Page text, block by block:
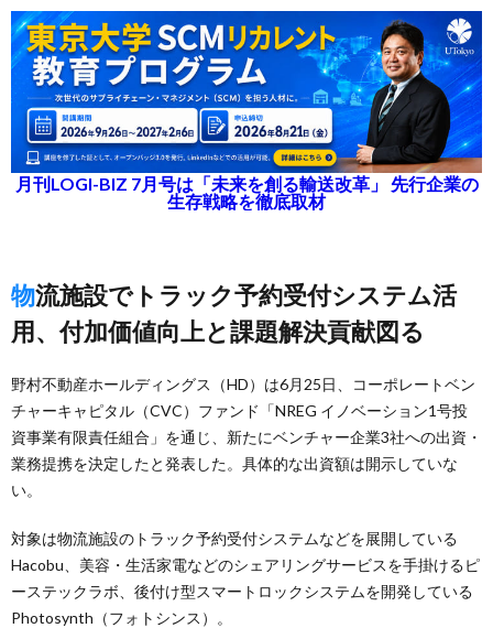
月刊LOGI-BIZ 7月号は「未来を創る輸送改革」 先行企業の
生存戦略を徹底取材
物流施設でトラック予約受付システム活
用、付加価値向上と課題解決貢献図る
野村不動産ホールディングス（HD）は6月25日、コーポレートベン
チャーキャピタル（CVC）ファンド「NREG イノベーション1号投
資事業有限責任組合」を通じ、新たにベンチャー企業3社への出資・
業務提携を決定したと発表した。具体的な出資額は開示していな
い。
対象は物流施設のトラック予約受付システムなどを展開している
Hacobu、美容・生活家電などのシェアリングサービスを手掛けるピ
ーステックラボ、後付け型スマートロックシステムを開発している
Photosynth（フォトシンス）。